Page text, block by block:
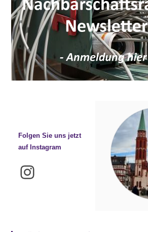
Folgen Sie uns jetzt
auf Instagram
Instagram